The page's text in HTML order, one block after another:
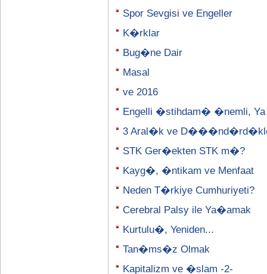
Spor Sevgisi ve Engeller
K�rklar
Bug�ne Dair
Masal
ve 2016
Engelli �stihdam� �nemli,
3 Aral�k ve
STK Ger�ekten STK m�?
Kayg�, �ntikam ve Menfaat
Neden T�rkiye Cumhuriyeti?
Cerebral Palsy ile Ya�amak
Kurtulu�, Yeniden...
Tan�ms�z Olmak
Kapitalizm ve �slam -2-